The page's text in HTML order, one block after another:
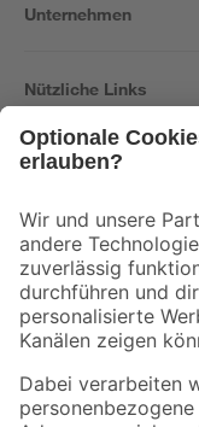
Unternehmen
Nützliche Links
Der toom Newsletter:
Zur Newsletter
Folge uns